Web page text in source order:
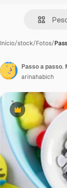
Início/stock/Fotos/
Premium
Passo a passo.
arinahabich